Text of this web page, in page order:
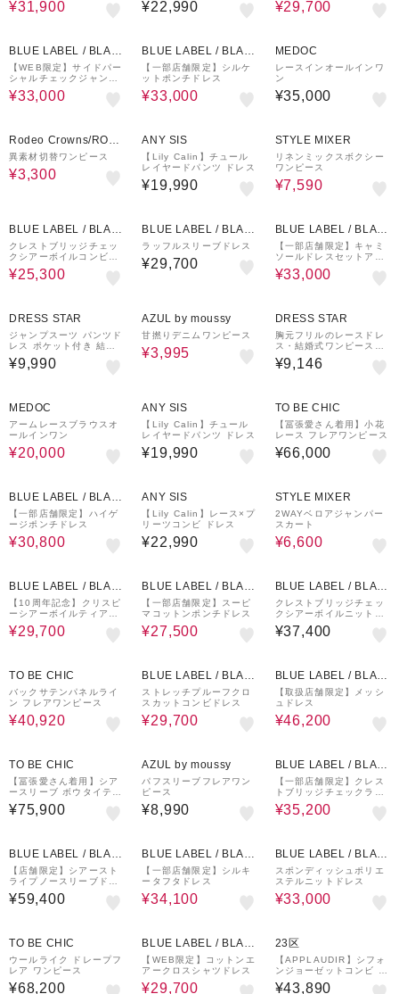
ト
¥31,900 ¥22,990 ¥29,700
BLUE LABEL / BLAC
K LABEL CRESTBRI
DGE
【WEB限定】サイドパー
シャルチェックジャンパ
ードレス
¥33,000
BLUE LABEL / BLAC
K LABEL CRESTBRI
DGE
【一部店舗限定】シルケ
ットポンチドレス
¥33,000
MEDOC
レースインオールインワ
ン
¥35,000
Rodeo Crowns/ROD
EO CROWNS WIDE
BOWL
異素材切替ワンピース
¥3,300
ANY SIS
【Lily Calin】チュール
レイヤードパンツ ドレス
¥19,990
STYLE MIXER
リネンミックスボクシー
ワンピース
¥7,590
BLUE LABEL / BLAC
K LABEL CRESTBRI
DGE
クレストブリッジチェッ
クシアーボイルコンビド
レス
¥25,300
BLUE LABEL / BLAC
K LABEL CRESTBRI
DGE
ラッフルスリーブドレス
¥29,700
BLUE LABEL / BLAC
K LABEL CRESTBRI
DGE
【一部店舗限定】キャミ
ソールドレスセットアッ
プ
¥33,000
DRESS STAR
ジャンプスーツ パンツド
レス ポケット付き 結婚
式
¥9,990
AZUL by moussy
甘撚りデニムワンピース
¥3,995
DRESS STAR
胸元フリルのレースドレ
ス・結婚式ワンピース・
お呼ばれパーティードレ
ス
¥9,146
MEDOC
アームレースブラウスオ
ールインワン
¥20,000
ANY SIS
【Lily Calin】チュール
レイヤードパンツ ドレス
¥19,990
TO BE CHIC
【冨張愛さん着用】小花
レース フレアワンピース
¥66,000
BLUE LABEL / BLAC
K LABEL CRESTBRI
DGE
【一部店舗限定】ハイゲ
ージポンチドレス
¥30,800
ANY SIS
【Lily Calin】レース×プ
リーツコンビ ドレス
¥22,990
STYLE MIXER
2WAYベロアジャンパー
スカート
¥6,600
BLUE LABEL / BLAC
K LABEL CRESTBRI
DGE
【10周年記念】クリスピ
ーシアーボイルティアー
ドドレス
¥29,700
BLUE LABEL / BLAC
K LABEL CRESTBRI
DGE
【一部店舗限定】スーピ
マコットンポンチドレス
¥27,500
BLUE LABEL / BLAC
K LABEL CRESTBRI
DGE
クレストブリッジチェッ
クシアーボイルニットコ
ンビドレス
¥37,400
TO BE CHIC
バックサテンパネルライ
ン フレアワンピース
¥40,920
BLUE LABEL / BLAC
K LABEL CRESTBRI
DGE
ストレッチプルーフクロ
スカットコンビドレス
¥29,700
BLUE LABEL / BLAC
K LABEL CRESTBRI
DGE
【取扱店舗限定】メッシ
ュドレス
¥46,200
TO BE CHIC
【冨張愛さん着用】シア
ースリーブ ボウタイティ
アード ワンピース
¥75,900
AZUL by moussy
パフスリーブフレアワン
ピース
¥8,990
BLUE LABEL / BLAC
K LABEL CRESTBRI
DGE
【一部店舗限定】クレス
トブリッジチェックライ
トクロッシングツイルコ
ンビドレス
¥35,200
BLUE LABEL / BLAC
K LABEL CRESTBRI
DGE
【店舗限定】シアースト
ライプノースリーブドレ
ス
¥59,400
BLUE LABEL / BLAC
K LABEL CRESTBRI
DGE
【一部店舗限定】シルキ
ータフタドレス
¥34,100
BLUE LABEL / BLAC
K LABEL CRESTBRI
DGE
スポンディッシュポリエ
ステルニットドレス
¥33,000
TO BE CHIC
ウールライク ドレープフ
レア ワンピース
¥68,200
BLUE LABEL / BLAC
K LABEL CRESTBRI
DGE
【WEB限定】コットンエ
アークロスシャツドレス
¥29,700
23区
【APPLAUDIR】シフォ
ンジョーゼットコンビ ド
レス
¥43,890